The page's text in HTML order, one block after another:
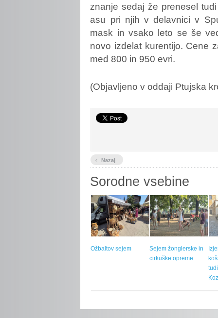
znanje sedaj že prenesel
asu pri njih v delavnici v
mask in vsako leto se še
novo izdelat kurentijo. Cene
med 800 in 950 evri.
(Objavljeno v oddaji Ptujska
‹ Nazaj
Sorodne vsebine
Ožbaltov sejem
Sejem žonglerske in
cirkuške opreme